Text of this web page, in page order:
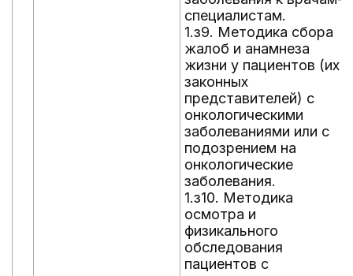
специалистам.
1.з9. Методика сбора
жалоб и анамнеза
жизни у пациентов (их
законных
представителей) с
онкологическими
заболеваниями или с
подозрением на
онкологические
заболевания.
1.з10. Методика
осмотра и
физикального
обследования
пациентов с